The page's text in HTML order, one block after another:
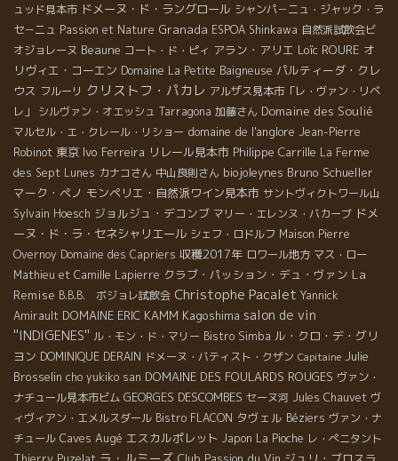
ュッド見本市 ドメーヌ・ド・ラングロール シャンパ－ニュ・ジャック・ラ
セ－ニュ Passion et Nature Granada ESPOA Shinkawa 自然派試飲会ビ
オジョレーヌ Beaune コート・ド・ピィ アラン・アリエ Loïc ROURE オ
リヴィエ・コーエン Domaine La Petite Baigneuse パルティーダ・クレ
ウス フルーリ クリストフ・パカレ アルザス見本市「レ・ヴァン・リベ
レ」
シルヴァン・オエッシュ Tarragona 加藤さん Domaine des Soulié
マルセル・エ・クレール・リショー domaine de l'anglore Jean-Pierre
Robinot 東京 Ivo Ferreira リレール見本市 Philippe Carrille La Ferme
des Sept Lunes カナコさん 中山良則さん biojoleynes Bruno Schueller
マーク・ペノ モンペリエ・自然派ワイン見本市 サントヴィクトワール山
Sylvain Hoesch ジョルジュ・デコンブ マリー・エレンヌ・バカーブ ドメ
ーヌ・ド・ラ・セネシャリエール シェフ・ロドルフ Maison Pierre
Overnoy Domaine des Capriers 収穫2017年 ロワール地方 マス・ロー
Mathieu et Camille Lapierre クラブ・パッション・デュ・ヴァン La
Remise B.B.B. ボジョレ試飲会 Christophe Pacalet Yannick
Amirault DOMAINE ERIC KAMM Kagoshima salon de vin
''INDIGENES'' ル・モン・ド・マリー Bistro Simba ル・クロ・デ・グリ
ヨン DOMINIQUE DERAIN ドメーヌ・バティスト・クザン Capitaine Julie
Brosselin cho yukiko san DOMAINE DES FOULARDS ROUGES ヴァン・
ナチュール見本市ビム GEORGES DESCOMBES セーヌ河 Jules Chauvet ヴ
ィヴィアン・エメルスダール Bistro FLACON タヴェル Béziers ヴァン・ナ
チュール Caves Augé エスカルポレット Japon La Pioche レ・ぺニタント